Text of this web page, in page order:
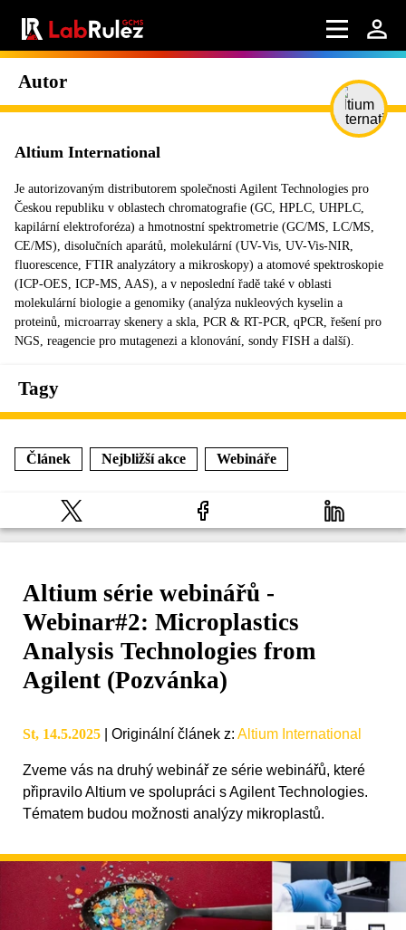
Autor
Altium International
Je autorizovaným distributorem společnosti Agilent Technologies pro
Českou republiku v oblastech chromatografie (GC, HPLC, UHPLC,
kapilární elektroforéza) a hmotnostní spektrometrie (GC/MS, LC/MS,
CE/MS), disolučních aparátů, molekulární (UV-Vis, UV-Vis-NIR,
fluorescence, FTIR analyzátory a mikroskopy) a atomové spektroskopie
(ICP-OES, ICP-MS, AAS), a v neposlední řadě také v oblasti
molekulární biologie a genomiky (analýza nukleových kyselin a
proteinů, microarray skenery a skla, PCR & RT-PCR, qPCR, řešení pro
NGS, reagencie pro mutagenezi a klonování, sondy FISH a další).
Tagy
Článek Nejbližší akce Webináře
Altium série webinářů -
Webinar#2: Microplastics
Analysis Technologies from
Agilent (Pozvánka)
St, 14.5.2025 Originální článek z: Altium International
Zveme vás na druhý webinář ze série webinářů, které
připravilo Altium ve spolupráci s Agilent Technologies.
Tématem budou možnosti analýzy mikroplastů.